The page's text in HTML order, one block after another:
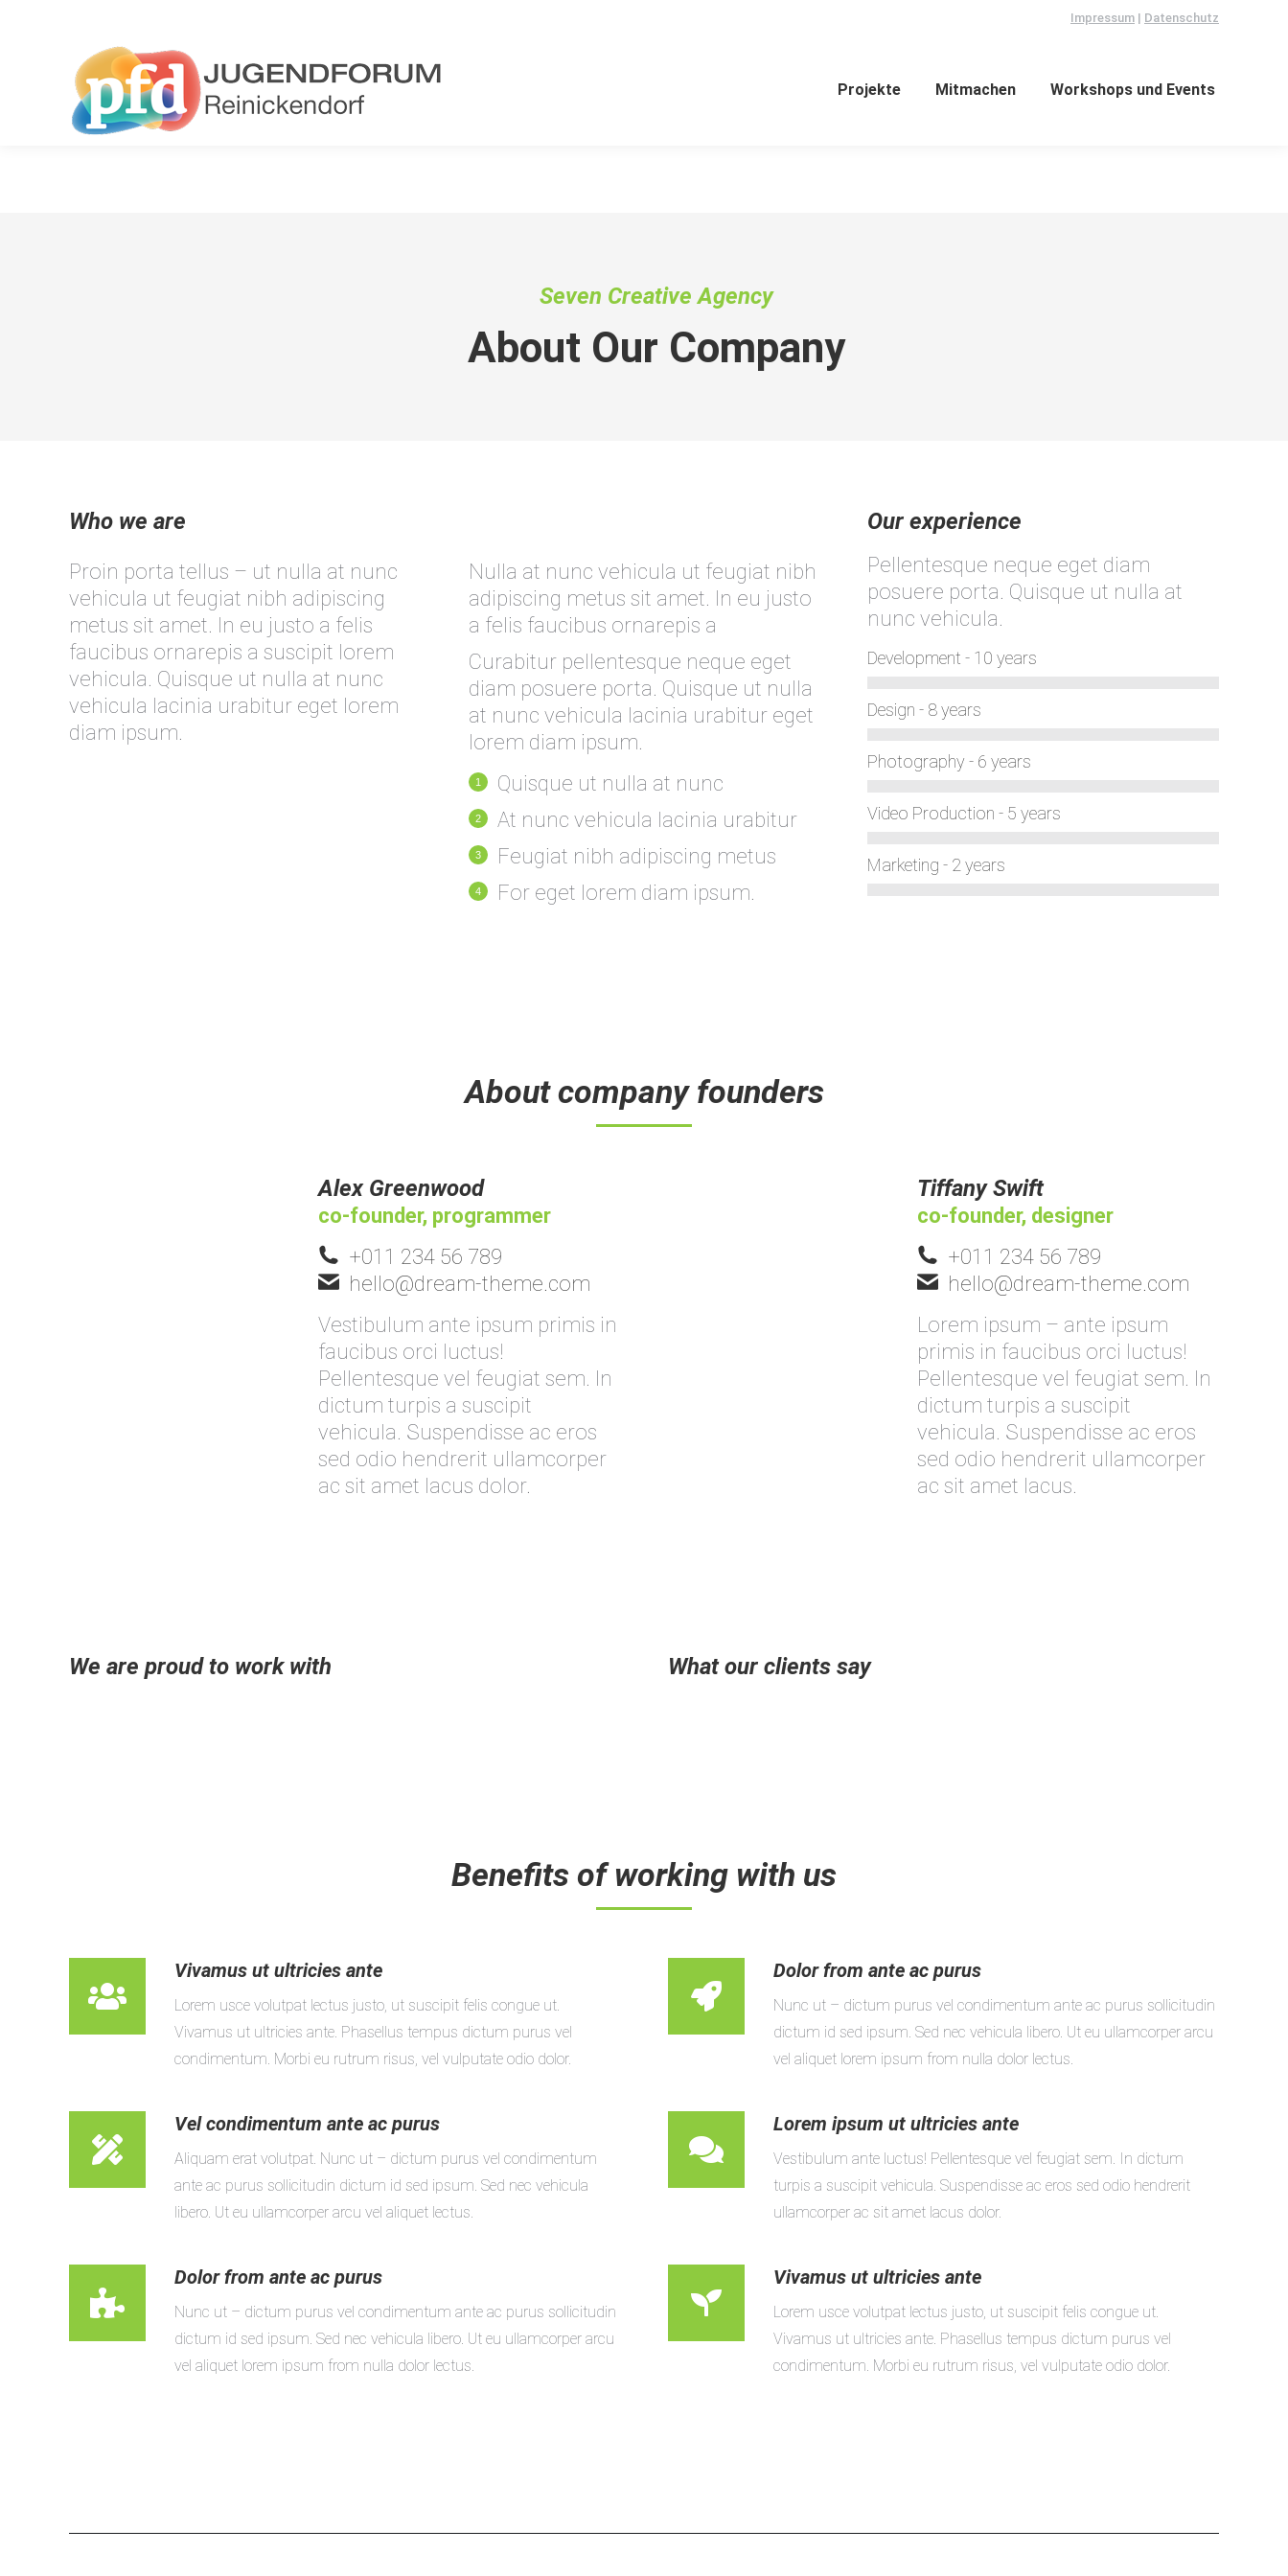
Impressum | Datenschutz
Projekte Mitmachen Workshops und Events
Seven Creative Agency
About Our Company
Who we are
Proin porta tellus – ut nulla at nunc
vehicula ut feugiat nibh adipiscing
metus sit amet. In eu justo a felis
faucibus ornarepis a suscipit lorem
vehicula. Quisque ut nulla at nunc
vehicula lacinia urabitur eget lorem
diam ipsum.
Nulla at nunc vehicula ut feugiat nibh
adipiscing metus sit amet. In eu justo
a felis faucibus ornarepis a
Curabitur pellentesque neque eget
diam posuere porta. Quisque ut nulla
at nunc vehicula lacinia urabitur eget
lorem diam ipsum.
Quisque ut nulla at nunc
At nunc vehicula lacinia urabitur
Feugiat nibh adipiscing metus
For eget lorem diam ipsum.
Our experience
Pellentesque neque eget diam
posuere porta. Quisque ut nulla at
nunc vehicula.
Development - 10 years
Design - 8 years
Photography - 6 years
Video Production - 5 years
Marketing - 2 years
About company founders
Alex Greenwood
co-founder, programmer
+011 234 56 789
hello@dream-theme.com
Vestibulum ante ipsum primis in
faucibus orci luctus!
Pellentesque vel feugiat sem. In
dictum turpis a suscipit
vehicula. Suspendisse ac eros
sed odio hendrerit ullamcorper
ac sit amet lacus dolor.
Tiffany Swift
co-founder, designer
+011 234 56 789
hello@dream-theme.com
Lorem ipsum – ante ipsum
primis in faucibus orci luctus!
Pellentesque vel feugiat sem. In
dictum turpis a suscipit
vehicula. Suspendisse ac eros
sed odio hendrerit ullamcorper
ac sit amet lacus.
We are proud to work with What our clients say
Benefits of working with us
Vivamus ut ultricies ante
Lorem usce volutpat lectus justo, ut suscipit felis congue ut.
Vivamus ut ultricies ante. Phasellus tempus dictum purus vel
condimentum. Morbi eu rutrum risus, vel vulputate odio dolor.
Dolor from ante ac purus
Nunc ut – dictum purus vel condimentum ante ac purus sollicitudin
dictum id sed ipsum. Sed nec vehicula libero. Ut eu ullamcorper arcu
vel aliquet lorem ipsum from nulla dolor lectus.
Vel condimentum ante ac purus
Aliquam erat volutpat. Nunc ut – dictum purus vel condimentum
ante ac purus sollicitudin dictum id sed ipsum. Sed nec vehicula
libero. Ut eu ullamcorper arcu vel aliquet lectus.
Lorem ipsum ut ultricies ante
Vestibulum ante luctus! Pellentesque vel feugiat sem. In dictum
turpis a suscipit vehicula. Suspendisse ac eros sed odio hendrerit
ullamcorper ac sit amet lacus dolor.
Dolor from ante ac purus
Nunc ut – dictum purus vel condimentum ante ac purus sollicitudin
dictum id sed ipsum. Sed nec vehicula libero. Ut eu ullamcorper arcu
vel aliquet lorem ipsum from nulla dolor lectus.
Vivamus ut ultricies ante
Lorem usce volutpat lectus justo, ut suscipit felis congue ut.
Vivamus ut ultricies ante. Phasellus tempus dictum purus vel
condimentum. Morbi eu rutrum risus, vel vulputate odio dolor.